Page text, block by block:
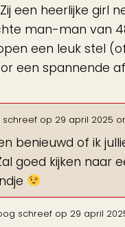
een heerlijke girl
man-man van
een leuk stel
een spannende
schreef op 29 april 2025
benieuwd of ik
goed kijken naar
schreef op 29 april